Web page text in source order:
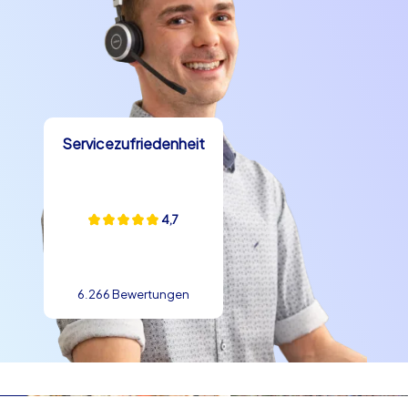
Pausen und Teamaufgaben. Anekdoten aus der
Geschichte Heidelbergs, etwa die Verbindung zur
Romantik und Besuche berühmter Dichter, geben
zusätzlichen Gesprächsstoff und schaffen kulturellen
Kontext. Kulinarisch kann eine Firmenfeier in Heidelberg
mit lokalen Spezialitäten bereichert werden: Probieren
Sie den Heidelberger Studentenkuss als süße
Erinnerung, genießen Sie regionale Weine vom Neckar
und entdecken Sie in den Gassen Spezialitäten, die
perfekt zum After-Event passen. Solche
Genussmomente sind oft jene Details, die aus einer
guten Firmenfeier in Heidelberg eine unvergessliche
Teambuilding in Heidelberg funktioniert
nachhaltig
Servicezufriedenheit
4,7
6.266 Bewertungen